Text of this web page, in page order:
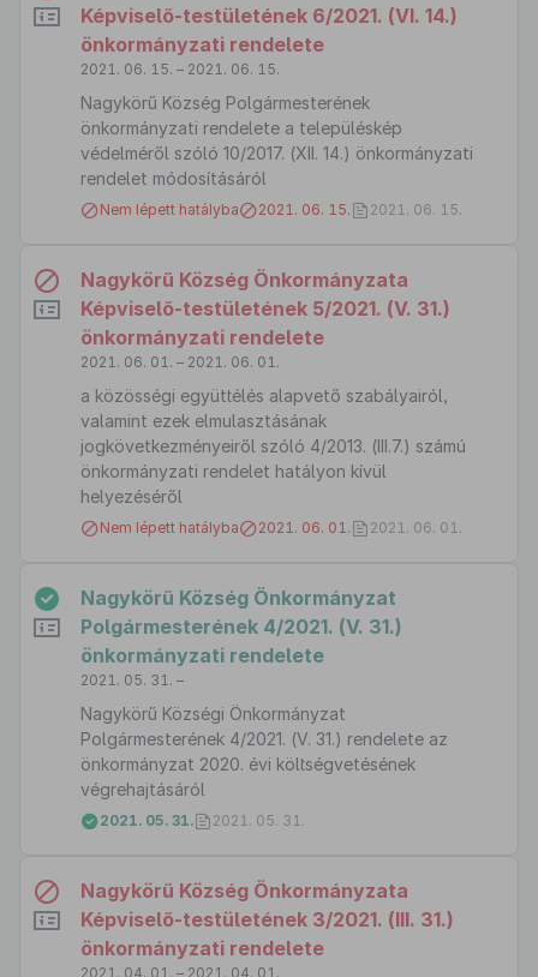
Képviselő-testületének 6/2021. (VI. 14.)
önkormányzati rendelete
2021. 06. 15. – 2021. 06. 15.
Nagykörű Község Polgármesterének
önkormányzati rendelete a településkép
védelméről szóló 10/2017. (XII. 14.) önkormányzati
rendelet módosításáról
Nem lépett hatályba 2021. 06. 15. 2021. 06. 15.
Nagykörű Község Önkormányzata
Képviselő-testületének 5/2021. (V. 31.)
önkormányzati rendelete
2021. 06. 01. – 2021. 06. 01.
a közösségi együttélés alapvető szabályairól,
valamint ezek elmulasztásának
jogkövetkezményeiről szóló 4/2013. (III.7.) számú
önkormányzati rendelet hatályon kívül
helyezéséről
Nem lépett hatályba 2021. 06. 01. 2021. 06. 01.
Nagykörű Község Önkormányzat
Polgármesterének 4/2021. (V. 31.)
önkormányzati rendelete
2021. 05. 31. –
Nagykörű Községi Önkormányzat
Polgármesterének 4/2021. (V. 31.) rendelete az
önkormányzat 2020. évi költségvetésének
végrehajtásáról
2021. 05. 31. 2021. 05. 31.
Nagykörű Község Önkormányzata
Képviselő-testületének 3/2021. (III. 31.)
önkormányzati rendelete
2021. 04. 01. – 2021. 04. 01.